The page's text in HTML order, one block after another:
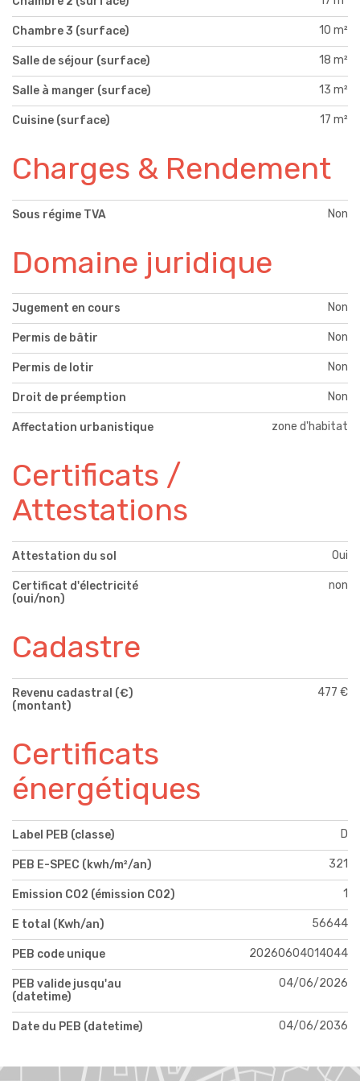
Chambre 3 (surface) 10 m²
Salle de séjour (surface) 18 m²
Salle à manger (surface) 13 m²
Cuisine (surface) 17 m²
Charges & Rendement
Sous régime TVA Non
Domaine juridique
Jugement en cours Non
Permis de bâtir Non
Permis de lotir Non
Droit de préemption Non
Affectation urbanistique zone d'habitat
Certificats /
Attestations
Attestation du sol Oui
Certificat d'électricité
(oui/non)
non
Cadastre
Revenu cadastral (€)
(montant)
477 €
Certificats
énergétiques
Label PEB (classe) D
PEB E-SPEC (kwh/m²/an) 321
Emission CO2 (émission CO2) 1
E total (Kwh/an) 56644
PEB code unique 20260604014044
PEB valide jusqu'au
(datetime)
04/06/2026
Date du PEB (datetime) 04/06/2036